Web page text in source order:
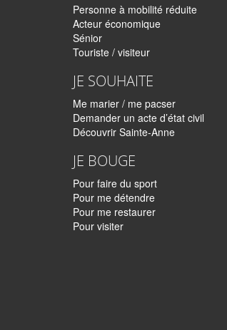
Personne à mobilité réduite
Acteur économique
Sénior
Touriste / visiteur
JE SOUHAITE
Me marier / me pacser
Demander un acte d’état civil
Découvrir Sainte-Anne
JE BOUGE
Pour faire du sport
Pour me détendre
Pour me restaurer
Pour visiter